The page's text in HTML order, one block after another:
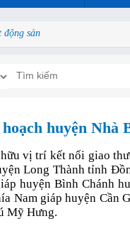
động sản
huyện Nhà
vị trí kết nối giao
Long Thành tỉnh
huyện Bình Chánh
Nam giáp huyện Cần
Mỹ Hưng.